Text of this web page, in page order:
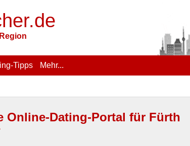
Tipps Mehr...
Online-Dating-Portal für Fürth